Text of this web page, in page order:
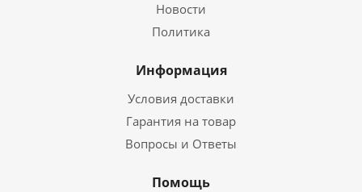
Новости
Политика
Информация
Условия доставки
Гарантия на товар
Вопросы и Ответы
Помощь